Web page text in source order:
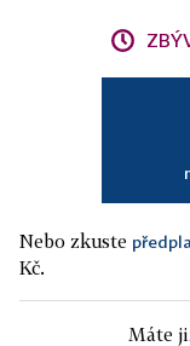
Nebo zkuste
Kč.
Máte